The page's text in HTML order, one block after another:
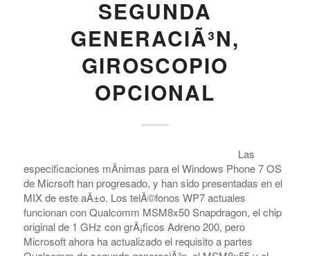
SEGUNDA
GENERACIÃ³N,
GIROSCOPIO
OPCIONAL
Las
especificaciones mÃ­nimas para el Windows Phone 7 OS
de Micrsoft han progresado, y han sido presentadas en el
MIX de este aÃ±o. Los telÃ©fonos WP7 actuales
funcionan con Qualcomm MSM8x50 Snapdragon, el chip
original de 1 GHz con grÃ¡ficos Adreno 200, pero
Microsoft ahora ha actualizado el requisito a partes